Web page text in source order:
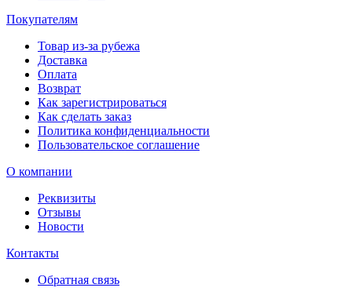
Покупателям
Товар из-за рубежа
Доставка
Оплата
Возврат
Как зарегистрироваться
Как сделать заказ
Политика конфиденциальности
Пользовательское соглашение
О компании
Реквизиты
Отзывы
Новости
Контакты
Обратная связь